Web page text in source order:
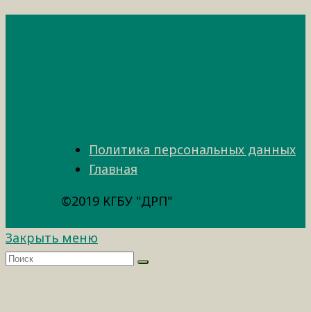
Политика персональных данных
Главная
©2019 КГБУ "ДРП"
Закрыть меню